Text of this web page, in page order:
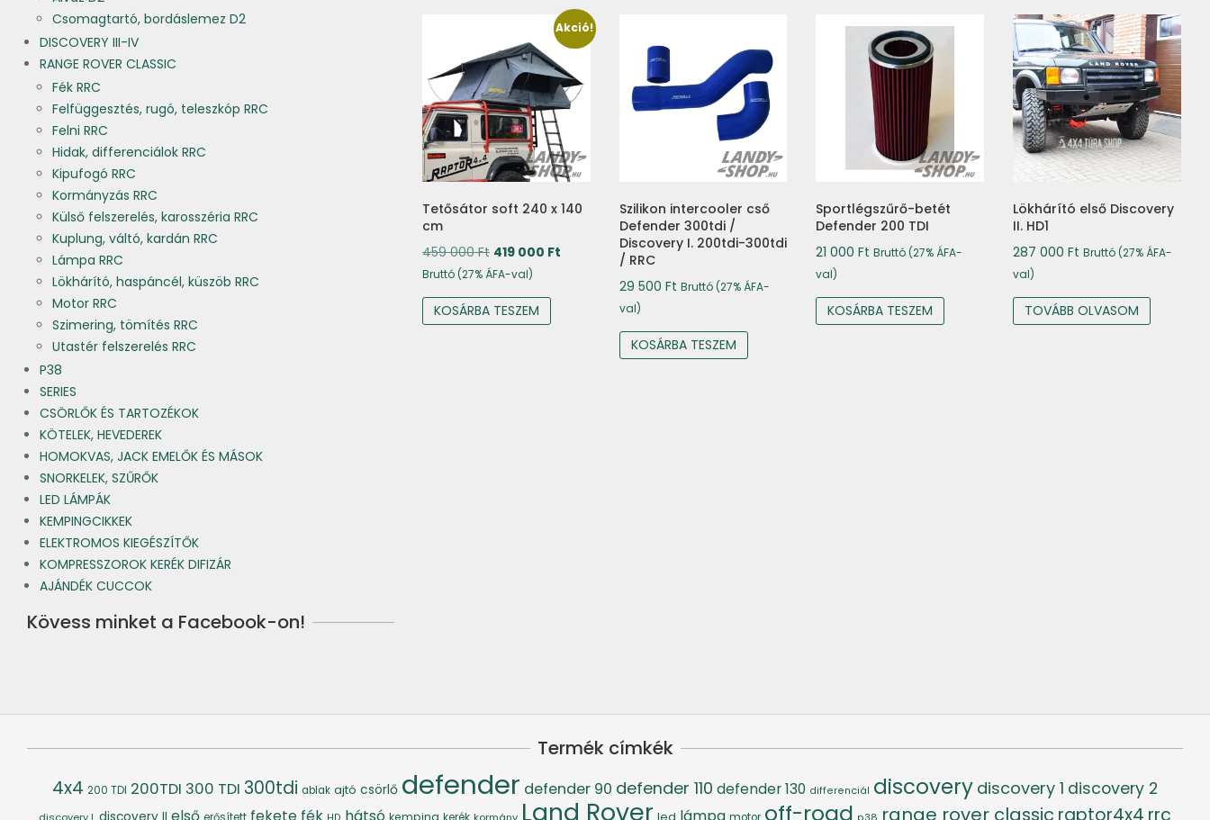
Akció!
Tetősátor soft 240 x 140
cm
459 000Ft Original
price
was:
459
419 000 Ft
Bruttó (27% ÁFA-val)
KOSÁRBA TESZEM
Szilikon intercooler cső
Defender 300tdi /
Discovery I. 200tdi-300tdi
/ RRC
29 500 Ft Bruttó (27% ÁFA-
val)
KOSÁRBA TESZEM
Sportlégszűrő-betét
Defender 200 TDI
21 000Ft Bruttó (27% ÁFA-
val)
KOSÁRBA TESZEM
Lökhárító első Discovery
II. HD1
287 000Ft Bruttó (27% ÁFA-
val)
TOVÁBB OLVASOM
Csomagtartó, bordáslemez D2
DISCOVERY III-IV
RANGE ROVER CLASSIC
Fék RRC
Felfüggesztés, rugó, teleszkóp RRC
Felni RRC
Hidak, differenciálok RRC
Kipufogó RRC
Kormányzás RRC
Külső felszerelés, karosszéria RRC
Kuplung, váltó, kardán RRC
Lámpa RRC
Lökhárító, haspáncél, küszöb RRC
Motor RRC
Szimering, tömítés RRC
Utastér felszerelés RRC
P38
SERIES
CSÖRLŐK ÉS TARTOZÉKOK
KÖTELEK, HEVEDEREK
HOMOKVAS, JACK EMELŐK ÉS MÁSOK
SNORKELEK, SZŰRŐK
LED LÁMPÁK
KEMPINGCIKKEK
ELEKTROMOS KIEGÉSZÍTŐK
KOMPRESSZOROK KERÉK DIFIZÁR
AJÁNDÉK CUCCOK
Kövess minket a Facebook-on!
Termék címkék
4x4 200 TDI 200TDI 300 TDI 300tdi ablak ajtó csörlő defender defender 90 defender 110 defender 130 differenciál discovery discovery 1 discovery 2
első fekete kemping Land Rover off-road range rover classic raptor4x4 rrc